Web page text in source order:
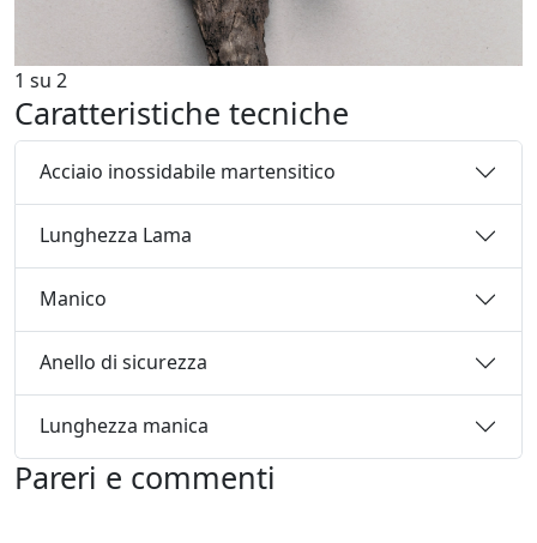
1 su 2
Caratteristiche tecniche
Acciaio inossidabile martensitico
Lunghezza Lama
Manico
Anello di sicurezza
Lunghezza manica
Pareri e commenti